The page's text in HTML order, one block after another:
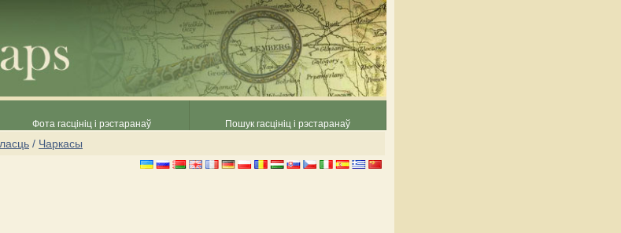
Фота гасцініц і рэстаранаў Пошук гасцініц і рэстаранаў
/ Чаркасы